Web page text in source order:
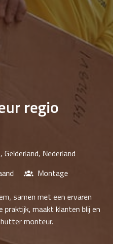
regio
, Gelderland, Nederland
Montage
samen met een ervaren
praktijk, maakt klanten blij en
monteur.